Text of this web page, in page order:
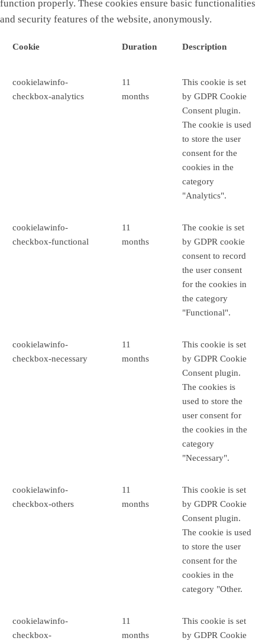
function properly. These cookies ensure basic functionalities
and security features of the website, anonymously.
Cookie Duration Description
cookielawinfo-
checkbox-analytics
11
months
This cookie is set
by GDPR Cookie
Consent plugin.
The cookie is used
to store the user
consent for the
cookies in the
category
"Analytics".
cookielawinfo-
checkbox-functional
11
months
The cookie is set
by GDPR cookie
consent to record
the user consent
for the cookies in
the category
"Functional".
cookielawinfo-
checkbox-necessary
11
months
This cookie is set
by GDPR Cookie
Consent plugin.
The cookies is
used to store the
user consent for
the cookies in the
category
"Necessary".
cookielawinfo-
checkbox-others
11
months
This cookie is set
by GDPR Cookie
Consent plugin.
The cookie is used
to store the user
consent for the
cookies in the
category "Other.
cookielawinfo-
checkbox-
11
months
This cookie is set
by GDPR Cookie